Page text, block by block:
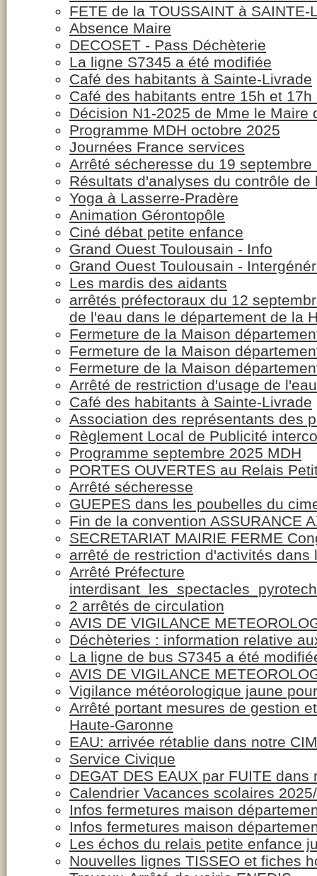
FETE de la TOUSSAINT à SAINTE-
Absence Maire
DECOSET - Pass Déchèterie
La ligne S7345 a été modifiée
Café des habitants à Sainte-Livrade
Café des habitants entre 15h et 17h
Décision N1-2025 de Mme le Maire
Programme MDH octobre 2025
Journées France services
Arrêté sécheresse du 19 septembre
Résultats d'analyses du contrôle de
Yoga à Lasserre-Pradère
Animation Gérontopôle
Ciné débat petite enfance
Grand Ouest Toulousain - Info
Grand Ouest Toulousain -
Les mardis des aidants
arrêtés préfectoraux du 12
de l'eau dans le département de la
Fermeture de la Maison
Fermeture de la Maison
Fermeture de la Maison
Arrêté de restriction d'usage de l'eau
Café des habitants à Sainte-Livrade
Association des représentants des
Règlement Local de Publicité
Programme septembre 2025 MDH
PORTES OUVERTES au Relais
Arrêté sécheresse
GUEPES dans les poubelles du
Fin de la convention ASSURANCE
SECRETARIAT MAIRIE FERME
arrêté de restriction d'activités
Arrêté Préfecture
2 arrêtés de circulation
AVIS DE VIGILANCE
Déchèteries : information relative
La ligne de bus S7345 a été
AVIS DE VIGILANCE
Vigilance météorologique jaune
Arrêté portant mesures de gestion
Haute-Garonne
EAU: arrivée rétablie dans notre
Service Civique
DEGAT DES EAUX par FUITE dans
Calendrier Vacances scolaires
Infos fermetures maison
Infos fermetures maison
Les échos du relais petite enfance
Nouvelles lignes TISSEO et fiches